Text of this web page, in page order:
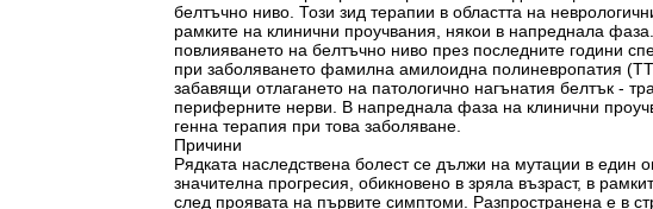
белтъчно ниво. Този зид терапии в областта на
рамките на клинични проучвания, някои в напреднала
повлияването на белтъчно ниво през последните години
при заболяването фамилна амилоидна полиневропатия
забавящи отлагането на патологично нагънатия белтък -
периферните нерви. В напреднала фаза на клинични
генна терапия при това заболяване.
Причини
Рядката наследствена болест се дължи на мутации в един
значителна прогресия, обикновено в зряла възраст, в
след проявата на първите симптоми. Разпространена е в